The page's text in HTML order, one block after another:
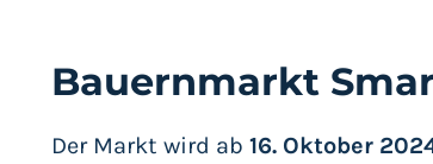
Bauernmarkt
Der Markt wird ab 16. Oktober